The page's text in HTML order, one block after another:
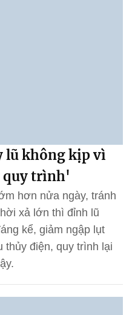
lũ không kịp vì
quy trình'
hơn nửa ngày, tránh
xả lớn thì đỉnh lũ
kể, giảm ngập lụt
thủy điện, quy trình lại